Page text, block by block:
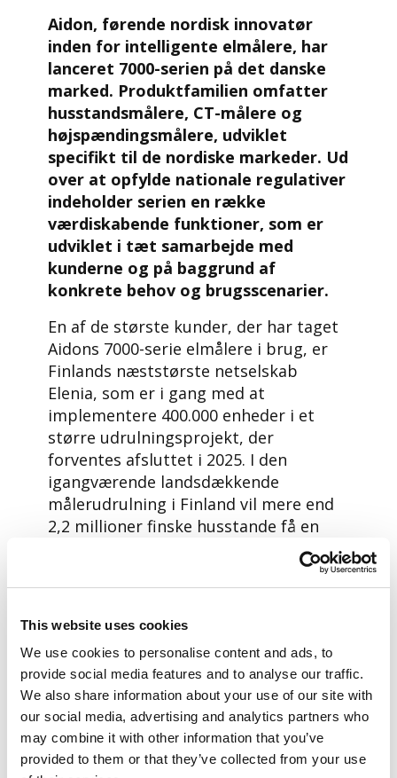
This website uses cookies
We use cookies to personalise content and ads, to
provide social media features and to analyse our traffic.
We also share information about your use of our site with
our social media, advertising and analytics partners who
may combine it with other information that you’ve
provided to them or that they’ve collected from your use
Aidon, førende nordisk innovatør
inden for intelligente elmålere, har
lanceret 7000-serien på det danske
marked. Produktfamilien omfatter
husstandsmålere, CT-målere og
højspændingsmålere, udviklet
specifikt til de nordiske markeder. Ud
over at opfylde nationale regulativer
indeholder serien en række
værdiskabende funktioner, som er
udviklet i tæt samarbejde med
kunderne og på baggrund af
konkrete behov og brugsscenarier.
En af de største kunder, der har taget
Aidons 7000-serie elmålere i brug, er
Finlands næststørste netselskab
Elenia, som er i gang med at
implementere 400.000 enheder i et
større udrulningsprojekt, der
forventes afsluttet i 2025. I den
igangværende landsdækkende
målerudrulning i Finland vil mere end
2,2 millioner finske husstande få en
7000-serien er designet til at indgå i
Eksempler på de innovative
muligheder, som måleren tilbyder,
omfatter alsidige faseopdelte målinger
og lokal databehandling (edge
computing), der blandt andet kan
bruges til overvågning og analyse i
distributionsnettet. Dette giver